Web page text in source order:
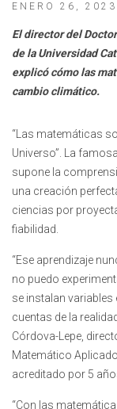
ENERO 26, 2023
El director del
de la Universidad
explicó cómo las
cambio climático.
“Las matemáticas
Universo”. La
supone la
una creación
ciencias por
fiabilidad.
“Ese aprendizaje
no puedo
se instalan
cuentas de la
Córdova-Lepe,
Matemático
acreditado por 5
“Con las